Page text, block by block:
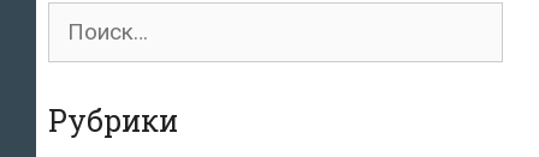
Поиск
Рубрики